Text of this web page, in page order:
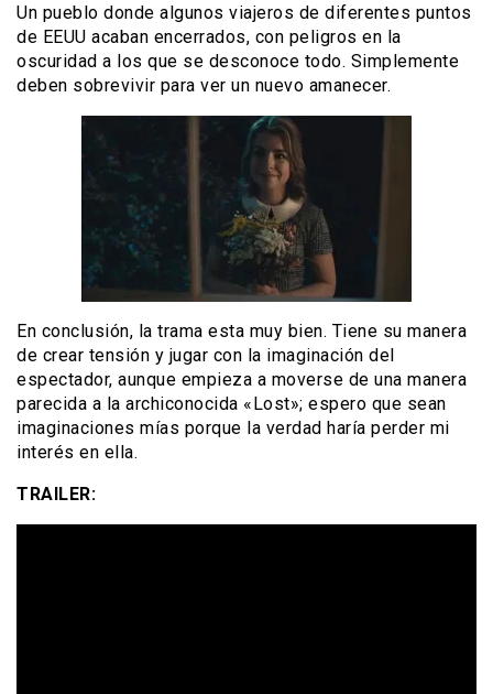
Un pueblo donde algunos viajeros de diferentes puntos
de EEUU acaban encerrados, con peligros en la
oscuridad a los que se desconoce todo. Simplemente
deben sobrevivir para ver un nuevo amanecer.
En conclusión, la trama esta muy bien. Tiene su manera
de crear tensión y jugar con la imaginación del
espectador, aunque empieza a moverse de una manera
parecida a la archiconocida «Lost»; espero que sean
imaginaciones mías porque la verdad haría perder mi
interés en ella.
TRAILER: